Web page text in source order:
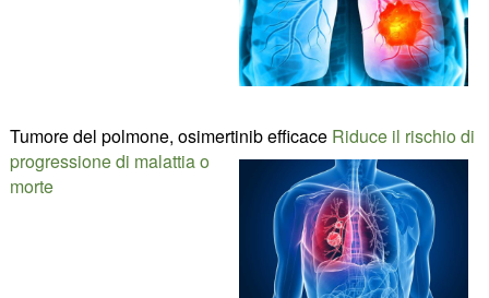
Tumore del polmone, osimertinib efficace Riduce il rischio di
progressione di malattia o
morte